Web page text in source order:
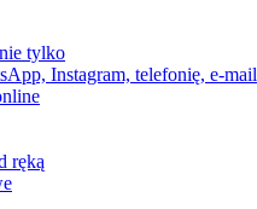
tylko
Instagram, telefonię, e-mail
ręką